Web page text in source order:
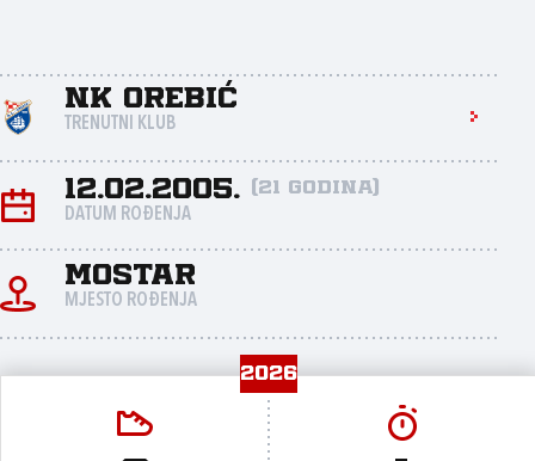
NK Orebić
TRENUTNI KLUB
12.02.2005. (21 godina)
DATUM ROĐENJA
Mostar
MJESTO ROĐENJA
2026